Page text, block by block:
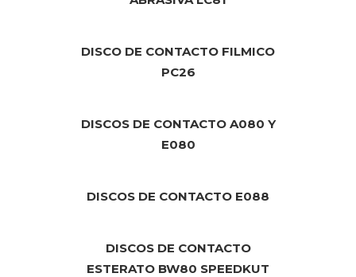
DISCO DE CONTACTO FILMICO
PC26
DISCOS DE CONTACTO A080 Y
E080
DISCOS DE CONTACTO E088
DISCOS DE CONTACTO
ESTERATO BW80 SPEEDKUT